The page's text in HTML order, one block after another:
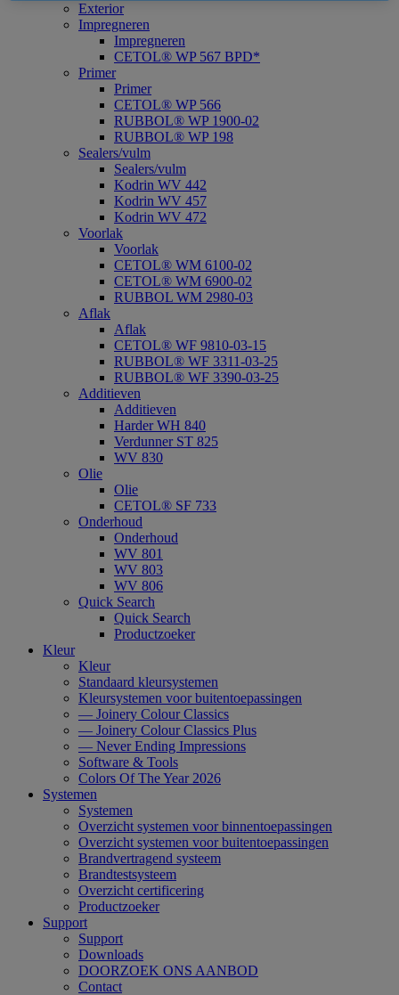
Exterior
Impregneren
Impregneren
CETOL® WP 567 BPD*
Primer
Primer
CETOL® WP 566
RUBBOL® WP 1900-02
RUBBOL® WP 198
Sealers/vulm
Sealers/vulm
Kodrin WV 442
Kodrin WV 457
Kodrin WV 472
Voorlak
Voorlak
CETOL® WM 6100-02
CETOL® WM 6900-02
RUBBOL WM 2980-03
Aflak
Aflak
CETOL® WF 9810-03-15
RUBBOL® WF 3311-03-25
RUBBOL® WF 3390-03-25
Additieven
Additieven
Harder WH 840
Verdunner ST 825
WV 830
Olie
Olie
CETOL® SF 733
Onderhoud
Onderhoud
WV 801
WV 803
WV 806
Quick Search
Quick Search
Productzoeker
Kleur
Kleur
Standaard kleursystemen
Kleursystemen voor buitentoepassingen
— Joinery Colour Classics
— Joinery Colour Classics Plus
— Never Ending Impressions
Software & Tools
Colors Of The Year 2026
Systemen
Systemen
Overzicht systemen voor binnentoepassingen
Overzicht systemen voor buitentoepassingen
Brandvertragend systeem
Brandtestsysteem
Overzicht certificering
Productzoeker
Support
Support
Downloads
DOORZOEK ONS AANBOD
Contact